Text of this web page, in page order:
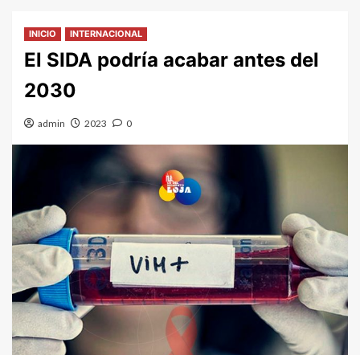
INICIO INTERNACIONAL
El SIDA podría acabar antes del
2030
admin 2023 0